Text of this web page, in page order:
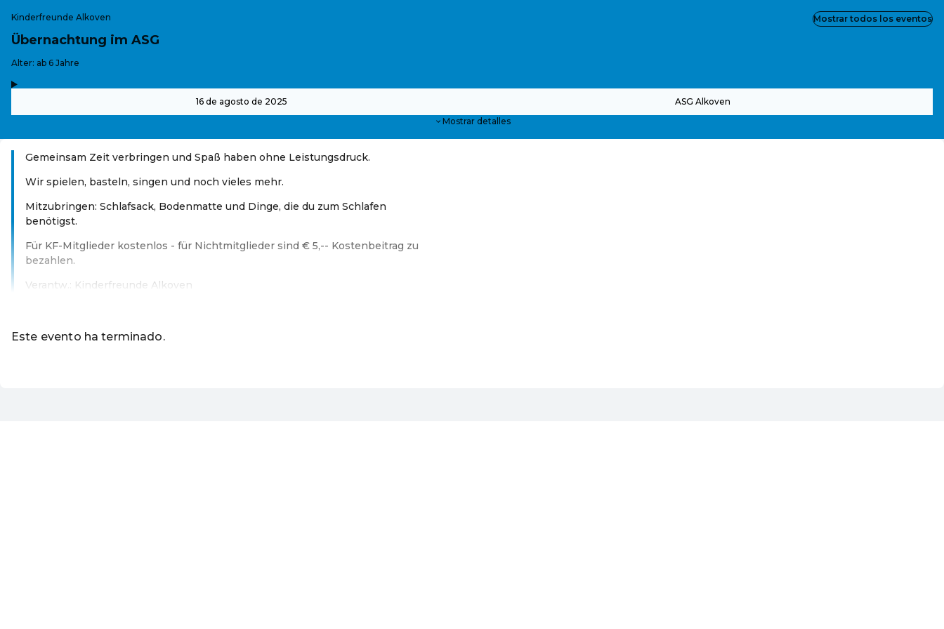
Kinderfreunde Alkoven
Übernachtung im ASG
-
Alter: ab 6 Jahre
16 de agosto de 2025 ASG Alkoven
Mostrar detalles
Mostrar todos los eventos
Gemeinsam Zeit verbringen und Spaß haben ohne Leistungsdruck.
Wir spielen, basteln, singen und noch vieles mehr.
Mitzubringen: Schlafsack, Bodenmatte und Dinge, die du zum Schlafen
benötigst.
Für KF-Mitglieder kostenlos - für Nichtmitglieder sind € 5,-- Kostenbeitrag zu
bezahlen.
Verantw.: Kinderfreunde Alkoven
Este evento ha terminado.